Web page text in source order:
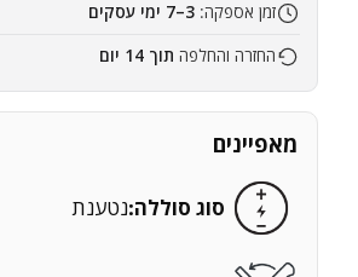
זמן אספקה: 3–7 ימי עסקים
החזרה והחלפה תוך 14 יום
מאפיינים
סוג סוללה:נטענת